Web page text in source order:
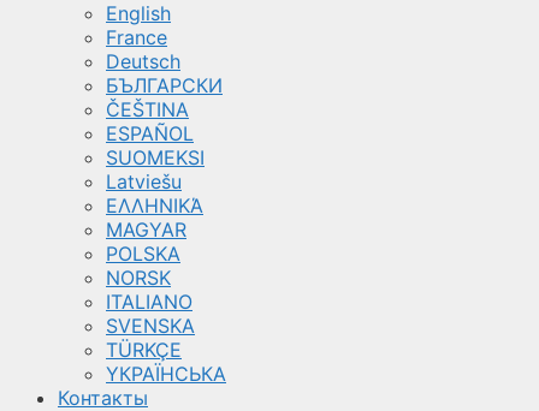
English
France
Deutsch
БЪЛГАРСКИ
ČEŠTINA
ESPAÑOL
SUOMEKSI
Latviešu
ΕΛΛΗΝΙΚΆ
MAGYAR
POLSKA
NORSK
ITALIANO
SVENSKA
TÜRKÇE
YКРАЇНСЬКА
Контакты